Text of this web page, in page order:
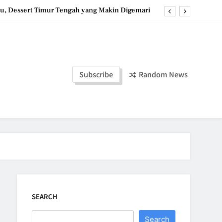
Dessert Timur Tengah yang Makin Digemari
Bites: Camilan Beku Pisang yang Praktis
Yogurt: Dessert Dingin yang Menyegarkan
Subscribe Random News
SEARCH
Search